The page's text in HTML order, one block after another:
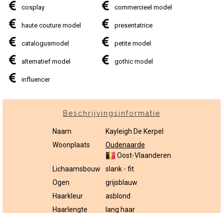
cosplay commercieel model
haute couture model presentatrice
catalogusmodel petite model
alternatief model gothic model
influencer
Beschrijvingsinformatie
Naam
Kayleigh De Kerpel
Woonplaats
Oudenaarde
Oost-Vlaanderen
Lichaamsbouw
slank - fit
Ogen
grijsblauw
Haarkleur
asblond
Haarlengte
lang haar